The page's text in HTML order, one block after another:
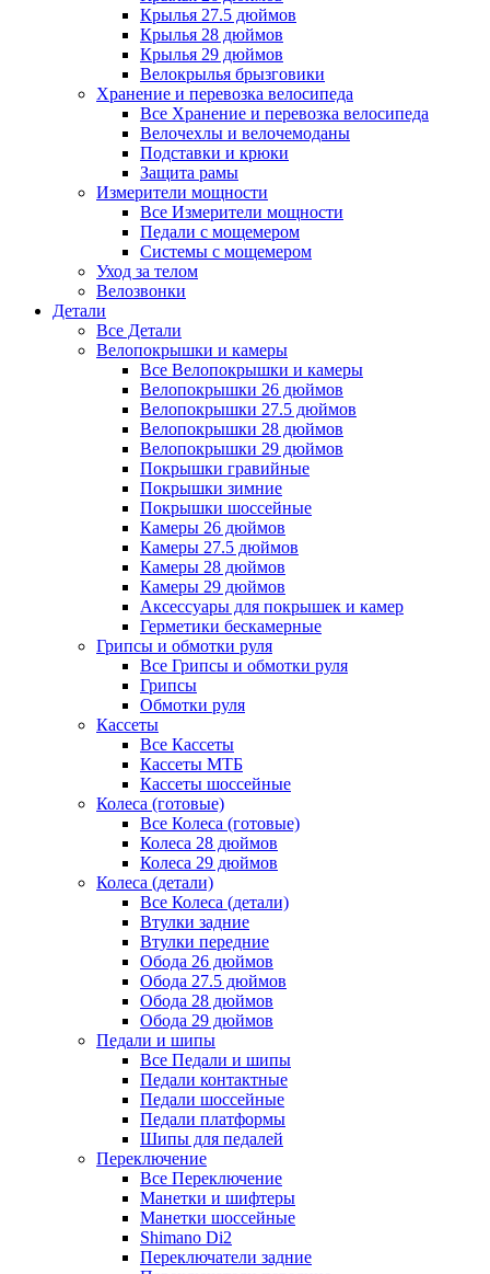
Крылья 27.5 дюймов
Крылья 28 дюймов
Крылья 29 дюймов
Велокрылья брызговики
Хранение и перевозка велосипеда
Все Хранение и перевозка велосипеда
Велочехлы и велочемоданы
Подставки и крюки
Защита рамы
Измерители мощности
Все Измерители мощности
Педали с мощемером
Системы с мощемером
Уход за телом
Велозвонки
Детали
Все Детали
Велопокрышки и камеры
Все Велопокрышки и камеры
Велопокрышки 26 дюймов
Велопокрышки 27.5 дюймов
Велопокрышки 28 дюймов
Велопокрышки 29 дюймов
Покрышки гравийные
Покрышки зимние
Покрышки шоссейные
Камеры 26 дюймов
Камеры 27.5 дюймов
Камеры 28 дюймов
Камеры 29 дюймов
Аксессуары для покрышек и камер
Герметики бескамерные
Грипсы и обмотки руля
Все Грипсы и обмотки руля
Грипсы
Обмотки руля
Кассеты
Все Кассеты
Кассеты МТБ
Кассеты шоссейные
Колеса (готовые)
Все Колеса (готовые)
Колеса 28 дюймов
Колеса 29 дюймов
Колеса (детали)
Все Колеса (детали)
Втулки задние
Втулки передние
Обода 26 дюймов
Обода 27.5 дюймов
Обода 28 дюймов
Обода 29 дюймов
Педали и шипы
Все Педали и шипы
Педали контактные
Педали шоссейные
Педали платформы
Шипы для педалей
Переключение
Все Переключение
Манетки и шифтеры
Манетки шоссейные
Shimano Di2
Переключатели задние